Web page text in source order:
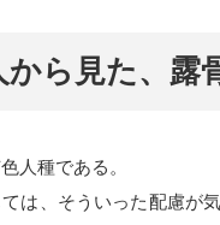
から見た、露
人種である。
は、そういった配慮が